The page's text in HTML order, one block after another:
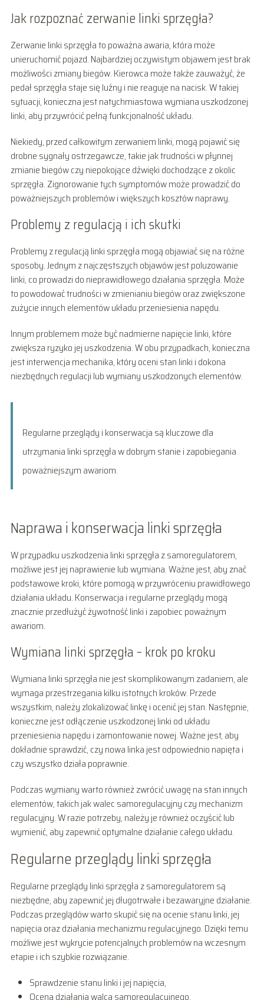
Jak rozpoznać zerwanie linki sprzęgła?
Zerwanie linki sprzęgła to poważna awaria, która może
unieruchomić pojazd. Najbardziej oczywistym objawem jest brak
możliwości zmiany biegów. Kierowca może także zauważyć, że
pedał sprzęgła staje się luźny i nie reaguje na nacisk. W takiej
sytuacji, konieczna jest natychmiastowa wymiana uszkodzonej
linki, aby przywrócić pełną funkcjonalność układu.
Niekiedy, przed całkowitym zerwaniem linki, mogą pojawić się
drobne sygnały ostrzegawcze, takie jak trudności w płynnej
zmianie biegów czy niepokojące dźwięki dochodzące z okolic
sprzęgła. Zignorowanie tych symptomów może prowadzić do
poważniejszych problemów i większych kosztów naprawy.
Problemy z regulacją i ich skutki
Problemy z regulacją linki sprzęgła mogą objawiać się na różne
sposoby. Jednym z najczęstszych objawów jest poluzowanie
linki, co prowadzi do nieprawidłowego działania sprzęgła. Może
to powodować trudności w zmienianiu biegów oraz zwiększone
zużycie innych elementów układu przeniesienia napędu.
Innym problemem może być nadmierne napięcie linki, które
zwiększa ryzyko jej uszkodzenia. W obu przypadkach, konieczna
jest interwencja mechanika, który oceni stan linki i dokona
niezbędnych regulacji lub wymiany uszkodzonych elementów.
Regularne przeglądy i konserwacja są kluczowe dla
utrzymania linki sprzęgła w dobrym stanie i zapobiegania
poważniejszym awariom.
Naprawa i konserwacja linki sprzęgła
W przypadku uszkodzenia linki sprzęgła z samoregulatorem,
możliwe jest jej naprawienie lub wymiana. Ważne jest, aby znać
podstawowe kroki, które pomogą w przywróceniu prawidłowego
działania układu. Konserwacja i regularne przeglądy mogą
znacznie przedłużyć żywotność linki i zapobiec poważnym
awariom.
Wymiana linki sprzęgła – krok po kroku
Wymiana linki sprzęgła nie jest skomplikowanym zadaniem, ale
wymaga przestrzegania kilku istotnych kroków. Przede
wszystkim, należy zlokalizować linkę i ocenić jej stan. Następnie,
konieczne jest odłączenie uszkodzonej linki od układu
przeniesienia napędu i zamontowanie nowej. Ważne jest, aby
dokładnie sprawdzić, czy nowa linka jest odpowiednio napięta i
czy wszystko działa poprawnie.
Podczas wymiany warto również zwrócić uwagę na stan innych
elementów, takich jak walec samoregulacyjny czy mechanizm
regulacyjny. W razie potrzeby, należy je również oczyścić lub
wymienić, aby zapewnić optymalne działanie całego układu.
Regularne przeglądy linki sprzęgła
Regularne przeglądy linki sprzęgła z samoregulatorem są
niezbędne, aby zapewnić jej długotrwałe i bezawaryjne działanie.
Podczas przeglądów warto skupić się na ocenie stanu linki, jej
napięcia oraz działania mechanizmu regulacyjnego. Dzięki temu
możliwe jest wykrycie potencjalnych problemów na wczesnym
etapie i ich szybkie rozwiązanie.
Sprawdzenie stanu linki i jej napięcia,
Ocena działania walca samoregulacyjnego,